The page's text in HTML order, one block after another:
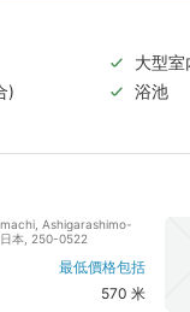
大型室
)
浴池
Ashigarashimo-
本, 250-0522
最低價格包括
570 米